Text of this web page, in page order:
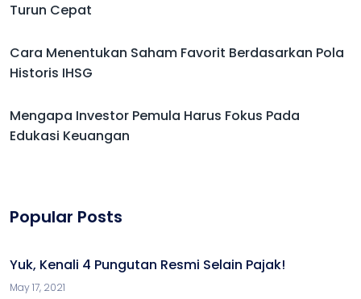
Turun Cepat
Cara Menentukan Saham Favorit Berdasarkan Pola
Historis IHSG
Mengapa Investor Pemula Harus Fokus Pada
Edukasi Keuangan
Popular Posts
Yuk, Kenali 4 Pungutan Resmi Selain Pajak!
May 17, 2021